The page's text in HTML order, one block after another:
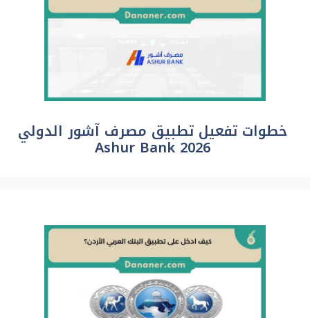
خطوات تفعيل تطبيق مصرف آشور الدولي
Ashur Bank 2026